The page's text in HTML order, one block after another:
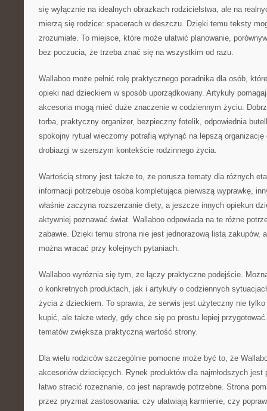
się wyłącznie na idealnych obrazkach rodzicielstwa, ale na
mierzą się rodzice: spacerach w deszczu. Dzięki temu teksty
zrozumiałe. To miejsce, które może ułatwić planowanie,
bez poczucia, że trzeba znać się na wszystkim od razu.
Wallaboo może pełnić rolę praktycznego poradnika dla osób,
opieki nad dzieckiem w sposób uporządkowany. Artykuły
akcesoria mogą mieć duże znaczenie w codziennym życiu.
torba, praktyczny organizer, bezpieczny fotelik, odpowiednia
spokojny rytuał wieczorny potrafią wpłynąć na lepszą
drobiazgi w szerszym kontekście rodzinnego życia.
Wartością strony jest także to, że porusza tematy dla różnych
informacji potrzebuje osoba kompletująca pierwszą wyprawkę,
właśnie zaczyna rozszerzanie diety, a jeszcze innych opiekun
aktywniej poznawać świat. Wallaboo odpowiada na te różne
zabawie. Dzięki temu strona nie jest jednorazową listą zakupów,
można wracać przy kolejnych pytaniach.
Wallaboo wyróżnia się tym, że łączy praktyczne podejście.
o konkretnych produktach, jak i artykuły o codziennych
życia z dzieckiem. To sprawia, że serwis jest użyteczny nie
kupić, ale także wtedy, gdy chce się po prostu lepiej
tematów zwiększa praktyczną wartość strony.
Dla wielu rodziców szczególnie pomocne może być to, że
akcesoriów dziecięcych. Rynek produktów dla najmłodszych jest
łatwo stracić rozeznanie, co jest naprawdę potrzebne. Strona
przez pryzmat zastosowania: czy ułatwiają karmienie, czy